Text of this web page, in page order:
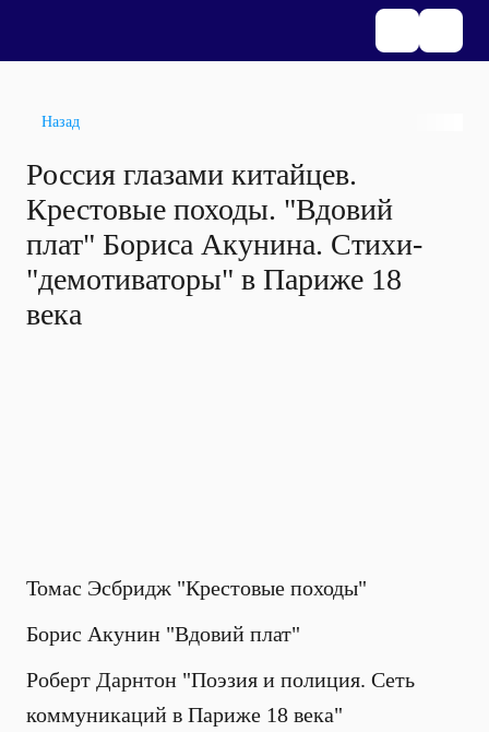
Назад
Россия глазами китайцев.
Крестовые походы. "Вдовий
плат" Бориса Акунина. Стихи-
"демотиваторы" в Париже 18
века
Томас Эсбридж "Крестовые походы"
Борис Акунин "Вдовий плат"
Роберт Дарнтон "Поэзия и полиция. Сеть
коммуникаций в Париже 18 века"